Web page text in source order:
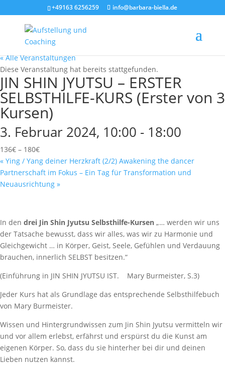
+49163 6256259 info@barbara-biella.de
« Alle Veranstaltungen
Diese Veranstaltung hat bereits stattgefunden.
JIN SHIN JYUTSU – ERSTER
SELBSTHILFE-KURS (Erster von 3
Kursen)
3. Februar 2024, 10:00 - 18:00
136€ – 180€
« Ying / Yang deiner Herzkraft (2/2) Awakening the dancer
Partnerschaft im Fokus – Ein Tag für Transformation und
Neuausrichtung »
In den drei Jin Shin Jyutsu Selbsthilfe-Kursen „… werden wir uns
der Tatsache bewusst, dass wir alles, was wir zu Harmonie und
Gleichgewicht … in Körper, Geist, Seele, Gefühlen und Verdauung
brauchen, innerlich SELBST besitzen.“
(Einführung in JIN SHIN JYUTSU IST.
Mary Burmeister, S.3)
Jeder Kurs hat als Grundlage das entsprechende Selbsthilfebuch
von Mary Burmeister.
Wissen und Hintergrundwissen zum Jin Shin Jyutsu vermitteln wir
und vor allem erlebst, erfährst und erspürst du die Kunst am
eigenen Körper. So, dass du sie hinterher bei dir und deinen
Lieben nutzen kannst.